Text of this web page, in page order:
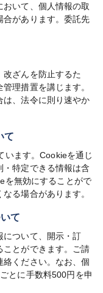
いて、個人情報の取
があります。委託先
ざんを防止するた
理措置を講じます。
、法令に則り速やか
て
います。Cookieを通じ
特定できる情報は含
を無効にすることがで
る場合があります。
て
について、開示・訂
とができます。ご請
ください。なお、個
とに手数料500円を申